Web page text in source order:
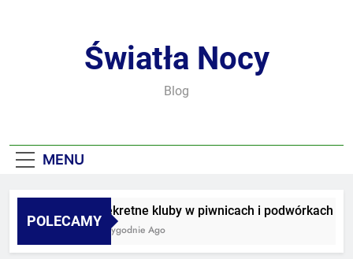
Światła Nocy
Blog
MENU
POLECAMY
Sekretne kluby w piwnicach i podwórkach
3 Tygodnie Ago